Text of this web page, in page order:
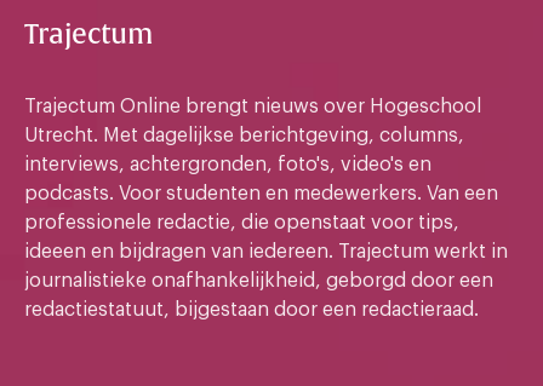
Trajectum
Trajectum Online brengt nieuws over Hogeschool
Utrecht. Met dagelijkse berichtgeving, columns,
interviews, achtergronden, foto's, video's en
podcasts. Voor studenten en medewerkers. Van een
professionele redactie, die openstaat voor tips,
ideeen en bijdragen van iedereen. Trajectum werkt in
journalistieke onafhankelijkheid, geborgd door een
redactiestatuut, bijgestaan door een redactieraad.